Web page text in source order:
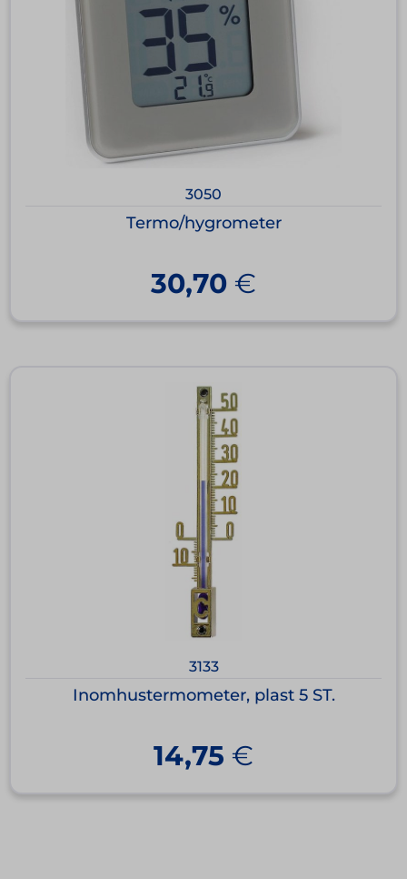
3050
Termo/hygrometer
30,70 €
3133
Inomhustermometer, plast 5 ST.
14,75 €